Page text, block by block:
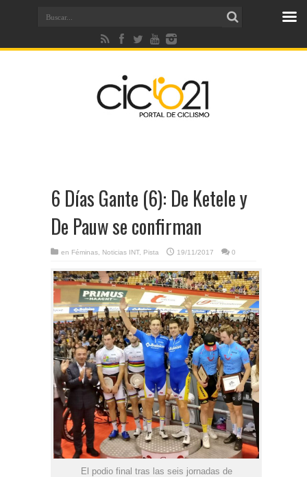
6 Días Gante (6): De Ketele y
De Pauw se confirman
en Féminas Noticias INT, Pista 19/11/2017 0
El podio final tras las seis jornadas de